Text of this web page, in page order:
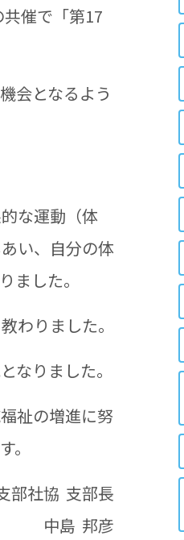
催で「第17
会となるよう
な運動（体
い、自分の体
ました。
わりました。
なりました。
祉の増進に努
。
支部長
中島 邦彦